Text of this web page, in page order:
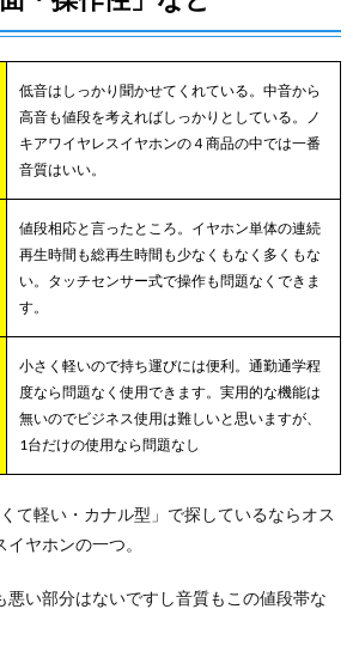
低音はしっかり聞かせてくれている。中音から
高音も値段を考えればしっかりとしている。ノ
キアワイヤレスイヤホンの４商品の中では一番
音質はいい。
値段相応と言ったところ。イヤホン単体の連続
再生時間も総再生時間も少なくもなく多くもな
い。タッチセンサー式で操作も問題なくできま
す。
小さく軽いので持ち運びには便利。通勤通学程
度なら問題なく使用できます。実用的な機能は
無いのでビジネス使用は難しいと思いますが、
1台だけの使用なら問題なし
て軽い・カナル型」で探しているならオス
ヤホンの一つ。
悪い部分はないですし音質もこの値段帯な